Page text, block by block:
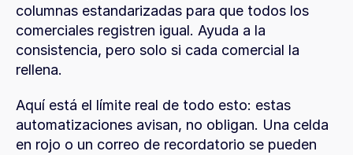
columnas estandarizadas para que todos los
comerciales registren igual. Ayuda a la
consistencia, pero solo si cada comercial la
rellena.
Aquí está el límite real de todo esto: estas
automatizaciones avisan, no obligan. Una celda
en rojo o un correo de recordatorio se pueden